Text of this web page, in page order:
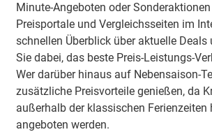
Bordsprache. Service, Informationen
sind auf deutschsprachige Gäste
geschulte Personal sorgt für eine
einen angenehmen Aufenthalt.
medizinische Angebote sind speziell auf
deutschsprachige Urlauber abgestimmt
eine entspannte Reise ohne
Minute-Angeboten oder
Preisportale und Vergleichsseiten im
schnellen Überblick über aktuelle Deals
Sie dabei, das beste Preis-Leistungs-
Wer darüber hinaus auf Nebensaison-
zusätzliche Preisvorteile genießen, da
außerhalb der klassischen
angeboten werden.